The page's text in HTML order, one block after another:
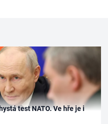
test NATO. Ve hře je i